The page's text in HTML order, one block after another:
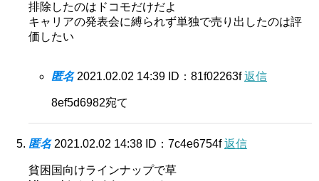
排除したのはドコモだけだよ
キャリアの発表会に縛られず単独で売り出したのは評
価したい
匿名 2021.02.02 14:39 ID：81f02263f返信
8ef5d6982宛て
匿名 2021.02.02 14:38 ID：7c4e6754f返信
貧困国向けラインナップで草